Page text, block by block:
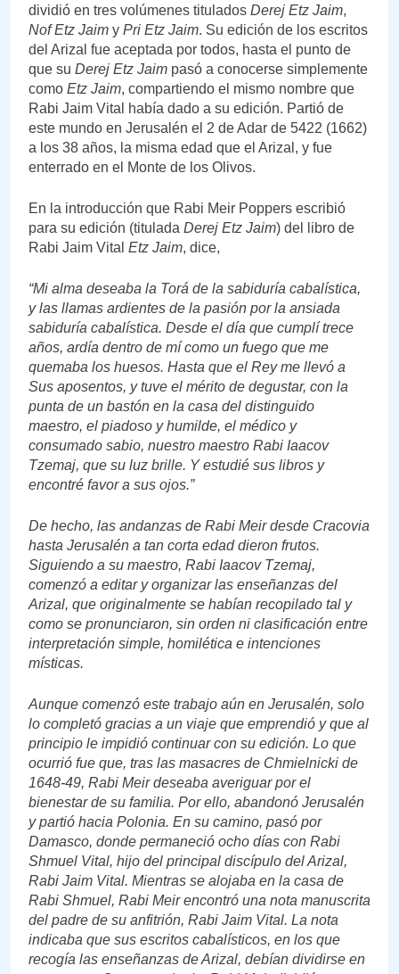
dividió en tres volúmenes titulados Derej Etz Jaim,
Nof Etz Jaim y Pri Etz Jaim. Su edición de los escritos
del Arizal fue aceptada por todos, hasta el punto de
que su Derej Etz Jaim pasó a conocerse simplemente
como Etz Jaim, compartiendo el mismo nombre que
Rabi Jaim Vital había dado a su edición. Partió de
este mundo en Jerusalén el 2 de Adar de 5422 (1662)
a los 38 años, la misma edad que el Arizal, y fue
enterrado en el Monte de los Olivos.
En la introducción que Rabi Meir Poppers escribió
para su edición (titulada Derej Etz Jaim) del libro de
Rabi Jaim Vital Etz Jaim, dice,
“Mi alma deseaba la Torá de la sabiduría cabalística,
y las llamas ardientes de la pasión por la ansiada
sabiduría cabalística. Desde el día que cumplí trece
años, ardía dentro de mí como un fuego que me
quemaba los huesos. Hasta que el Rey me llevó a
Sus aposentos, y tuve el mérito de degustar, con la
punta de un bastón en la casa del distinguido
maestro, el piadoso y humilde, el médico y
consumado sabio, nuestro maestro Rabi Iaacov
Tzemaj, que su luz brille. Y estudié sus libros y
encontré favor a sus ojos.”
De hecho, las andanzas de Rabi Meir desde Cracovia
hasta Jerusalén a tan corta edad dieron frutos.
Siguiendo a su maestro, Rabi Iaacov Tzemaj,
comenzó a editar y organizar las enseñanzas del
Arizal, que originalmente se habían recopilado tal y
como se pronunciaron, sin orden ni clasificación entre
interpretación simple, homilética e intenciones
místicas.
Aunque comenzó este trabajo aún en Jerusalén, solo
lo completó gracias a un viaje que emprendió y que al
principio le impidió continuar con su edición. Lo que
ocurrió fue que, tras las masacres de Chmielnicki de
1648-49, Rabi Meir deseaba averiguar por el
bienestar de su familia. Por ello, abandonó Jerusalén
y partió hacia Polonia. En su camino, pasó por
Damasco, donde permaneció ocho días con Rabi
Shmuel Vital, hijo del principal discípulo del Arizal,
Rabi Jaim Vital. Mientras se alojaba en la casa de
Rabi Shmuel, Rabi Meir encontró una nota manuscrita
del padre de su anfitrión, Rabi Jaim Vital. La nota
indicaba que sus escritos cabalísticos, en los que
recogía las enseñanzas de Arizal, debían dividirse en